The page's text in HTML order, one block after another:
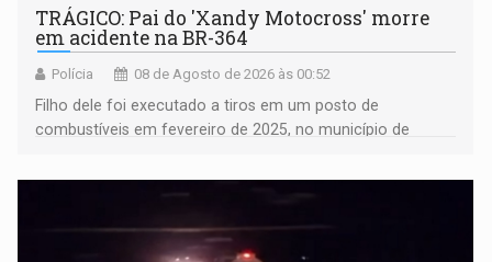
TRÁGICO: Pai do 'Xandy Motocross' morre
em acidente na BR-364
Polícia 08 de Agosto de 2026 às 00:52
Filho dele foi executado a tiros em um posto de
combustíveis em fevereiro de 2025, no município de